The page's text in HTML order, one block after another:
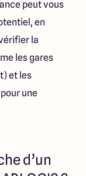
peut vous
en
la
les gares
et les
une
d’un